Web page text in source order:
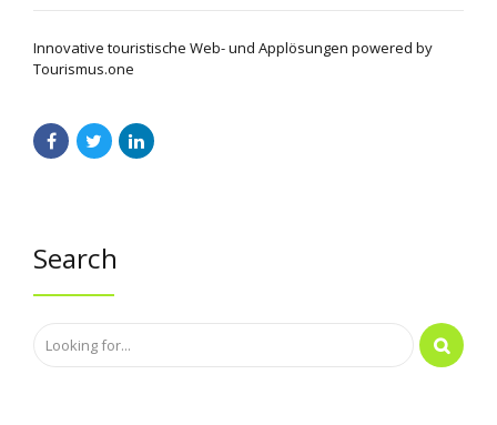
Innovative touristische Web- und Applösungen powered by
Tourismus.one
Search